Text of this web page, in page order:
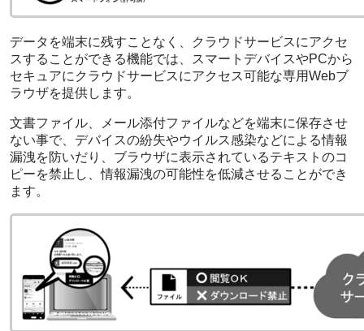
データを端末に残すことなく、クラウドサービスにアクセ
スすることができる機能では、スマートデバイスやPCから
セキュアにクラウドサービスにアクセス可能な専用Webブ
ラウザを提供します。
文書ファイル、メール添付ファイルなどを端末に保存させ
ない事で、デバイスの紛失やウイルス感染などによる情報
漏洩を防いだり、ブラウザに表示されているテキストのコ
ピーを禁止し、情報漏洩の可能性を低減させることができ
ます。